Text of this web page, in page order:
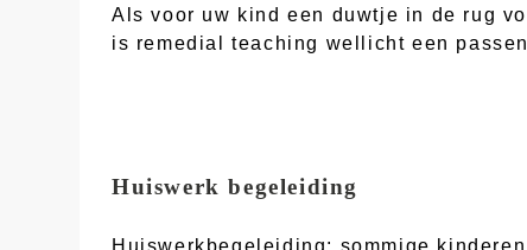
Als voor uw kind een duwtje in de rug
is remedial teaching wellicht een
Huiswerk begeleiding
Huiswerkbegeleiding: sommige